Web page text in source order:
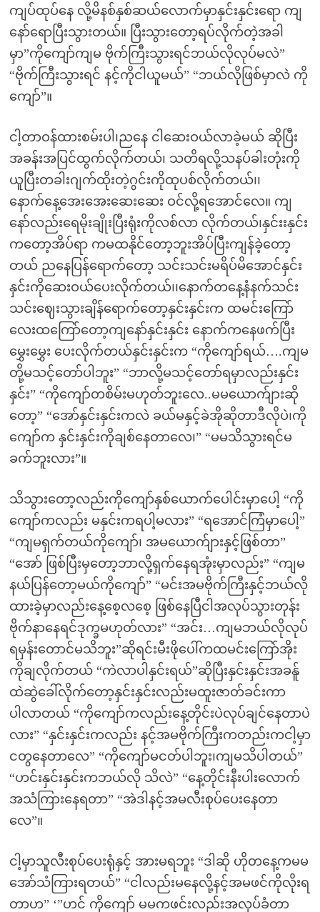
ကျပ်ထုပ်နေ လို့မိနစ်နှစ်ဆယ်လောက်မှာနှင်းနှင်းရော ကျ
နော်ရောပြီးသွားတယ်။ ပြီးသွားတော့ရပ်လိုက်တဲ့အခါ
မှာ”ကိုကျော်ကျမ ဗိုက်ကြီးသွားရင်ဘယ်လိုလုပ်မလဲ”
“ဗိုက်ကြီးသွားရင် နင့်ကိုငါယူမယ်” “ဘယ်လိုဖြစ်မှာလဲ ကို
ကျော်”။
ငါ့တာဝန်ထားစမ်းပါ၊ညနေ ငါဆေးဝယ်လာခဲ့မယ် ဆိုပြီး
အခန်းအပြင်ထွက်လိုက်တယ်၊ သတိရလို့သနပ်ခါးတုံးကို
ယူပြီးတခါးဂျက်ထိုးတဲ့ဂွင်းကိုထုပစ်လိုက်တယ်၊၊
နောက်နေ့အေးအေးဆေးဆေး ဝင်လို့ရအောင်လေ။ ကျ
နော်လည်းရေမိုးချိုးပြီးရုံးကိုလစ်လာ လိုက်တယ်၊နှင်းးနှင်း
ကတော့အိပ်ရာ ကမထနိုင်တော့ဘူးအိပ်ပြီးကျန်ခဲ့တော့
တယ် ညနေပြန်ရောက်တော့ သင်းသင်းမရိပ်မိအောင်နှင်း
နှင်းကိုဆေးဝယ်ပေးလိုက်တယ်၊၊နောက်တနေ့နံနက်သင်း
သင်းဈေးသွားချိန်ရောက်တော့နှင်းနှင်းက ထမင်းကြော်
လေးထကြော်တော့ကျနော်နှင်းနှင်း နောက်ကနေဖက်ပြီး
မွှေးမွှေး ပေးလိုက်တယ်နှင်းနှင်းက “ကိုကျော်ရယ်….ကျမ
တို့မသင့်တော်ပါဘူး” “ဘာလို့မသင့်တော်ရမှာလည်းနှင်း
နှင်း” “ကိုကျော်တစိမ်းမဟုတ်ဘူးလေ..မမယောက်ျားဆို
တော့” “အော်နှင်းနှင်းကလဲ ခယ်မနှင့်ခဲအိုဆိုတာဒီလိုပဲ၊ကို
ကျော်က နှင်းနှင်းကိုချစ်နေတာလေ၊” “မမသိသွားရင်မ
ခက်ဘူးလား”။
သိသွားတော့လည်းကိုကျော်နှစ်ယောက်ပေါင်းမှာပေါ့ “ကို
ကျော်ကလည်း မနှင်းကရပါ့မလား” “ရအောင်ကြံမှာပေါ့”
“ကျမရှက်တယ်ကိုကျော်၊ အမယောက်ျားနှင့်ဖြစ်တာ”
“အော် ဖြစ်ပြီးမှတော့ဘာလို့ရှက်နေရအုံးမှာလည်း” “ကျမ
နယ်ပြန်တော့မယ်ကိုကျော်” “မင်းအမဗိုက်ကြီးနှင့်ဘယ်လို
ထားခဲ့မှာလည်းနေ့စေ့လစေ့ ဖြစ်နေပြီငါအလုပ်သွားတုန်း
ဗိုက်နာနေရင်ဒုက္ခမဟုတ်လား” “အင်း…ကျမဘယ်လိုလုပ်
ရမှန်းတောင်မသိဘူး”ဆိုရင်းမီးဖိုပေါ်ကထမင်းကြော်အိုး
ကိုချလိုက်တယ် “ကဲလာပါနှင်းရယ်”ဆိုပြီးနှင်းနှင်းအခန်ူ
ထဲဆွဲခေါ်လိုက်တော့နှင်းနှင်းလည်းမထူးဇာတ်ခင်းကာ
ပါလာတယ် “ကိုကျော်ကလည်းနေ့တိုင်းပဲလုပ်ချင်နေတာပဲ
လား” “နှင်းနှင်းကလည်း နင့်အမဗိုက်ကြီးကတည်းကငါ့မှာ
ငတွနေတာလေ” “ကိုကျော်မငတ်ပါဘူး၊ကျမသိပါတယ်”
“ဟင်းနှင်းနှင်းကဘယ်လို သိလဲ” “နေ့တိုင်းနီးပါးလောက်
အသံကြားနေရတာ” “အဲဒါနင့်အမလီးစုပ်ပေးနေတာ
လေ”။
ငါ့မှာသူလီးစုပ်ပေးရုံနှင့် အားမရဘူး “ဒါဆို ဟိုတနေ့ကမမ
အော်သံကြားရတယ်” “ငါလည်းမနေလို့နင့်အမဖင်ကိုလိုးရ
တာဟ” ‘”ဟင် ကိုကျော် မမကဖင်းလည်းအလုပ်ခံတာ